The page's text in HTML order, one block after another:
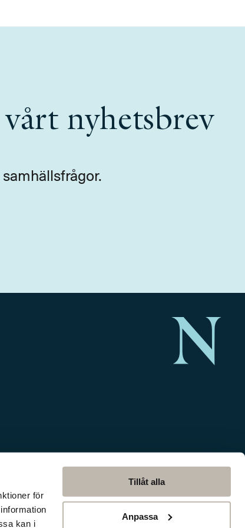
för
kan i
Tillåt alla
Anpassa
nyhetsbrev